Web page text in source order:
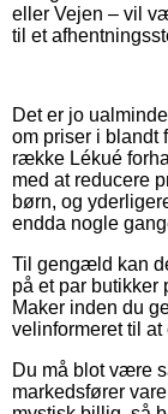
eller Vejen – vil
til et
Det er jo
om priser i blandt
række Lékué
med at reducere
børn, og
endda nogle
Til gengæld kan
på et par butikker
Maker inden du
velinformeret til
Du må blot være
markedsfører